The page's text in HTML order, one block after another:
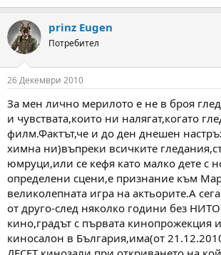
prinz Eugen
Потребител
26 Декември 2010
За мен лично мерилото е не в броя
и чувствата,които ни налягат,когато
филм.Фактът,че и до ден днешен
химна ни)въпреки всичките
юмруци,или се кефя като малко дете с
определени сцени,е признание към
великолепната игра на актьорите.А
от друго-след няколко години без
кино,градът с първата кинопрожекция
киносалон в България,има(от